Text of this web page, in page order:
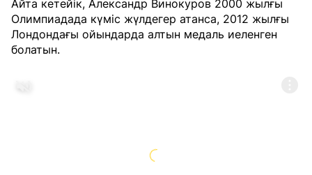
Айта кетейік, Александр Винокуров 2000 жылғы
Олимпиадада күміс жүлдегер атанса, 2012 жылғы
Лондондағы ойындарда алтын медаль иеленген
болатын.